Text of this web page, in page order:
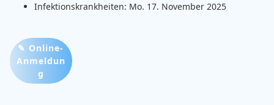
Infektionskrankheiten: Mo. 17. November 2025
✎ Online-
Anmeldun
G